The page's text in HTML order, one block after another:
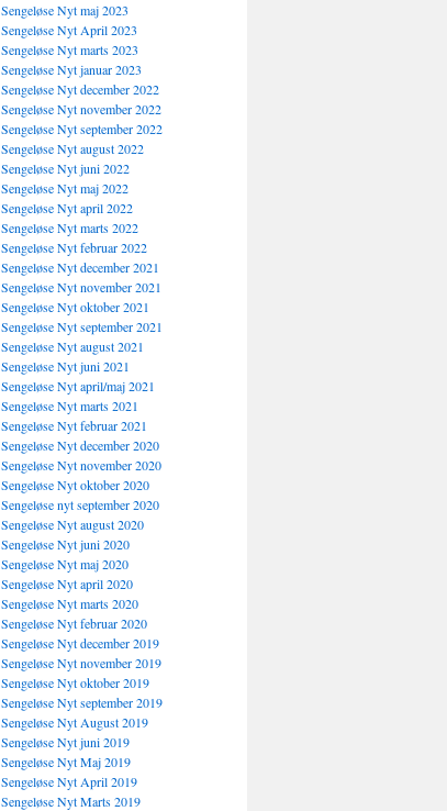
Sengeløse Nyt maj 2023
Sengeløse Nyt April 2023
Sengeløse Nyt marts 2023
Sengeløse Nyt januar 2023
Sengeløse Nyt december 2022
Sengeløse Nyt november 2022
Sengeløse Nyt september 2022
Sengeløse Nyt august 2022
Sengeløse Nyt juni 2022
Sengeløse Nyt maj 2022
Sengeløse Nyt april 2022
Sengeløse Nyt marts 2022
Sengeløse Nyt februar 2022
Sengeløse Nyt december 2021
Sengeløse Nyt november 2021
Sengeløse Nyt oktober 2021
Sengeløse Nyt september 2021
Sengeløse Nyt august 2021
Sengeløse Nyt juni 2021
Sengeløse Nyt april/maj 2021
Sengeløse Nyt marts 2021
Sengeløse Nyt februar 2021
Sengeløse Nyt december 2020
Sengeløse Nyt november 2020
Sengeløse Nyt oktober 2020
Sengeløse nyt september 2020
Sengeløse Nyt august 2020
Sengeløse Nyt juni 2020
Sengeløse Nyt maj 2020
Sengeløse Nyt april 2020
Sengeløse Nyt marts 2020
Sengeløse Nyt februar 2020
Sengeløse Nyt december 2019
Sengeløse Nyt november 2019
Sengeløse Nyt oktober 2019
Sengeløse Nyt september 2019
Sengeløse Nyt August 2019
Sengeløse Nyt juni 2019
Sengeløse Nyt Maj 2019
Sengeløse Nyt April 2019
Sengeløse Nyt Marts 2019